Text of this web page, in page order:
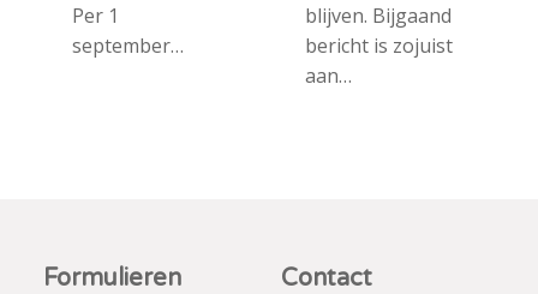
Per 1
september…
blijven. Bijgaand
bericht is zojuist
aan…
Formulieren Contact